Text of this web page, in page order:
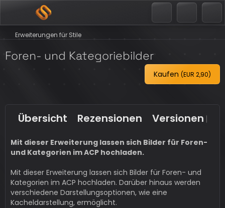
Erweiterungen für Stile
Foren- und Kategoriebilder
Kaufen (EUR 2,90)
Übersicht Rezensionen Versionen
Mit dieser Erweiterung lassen sich Bilder für Foren-
und Kategorien im ACP hochladen.
Mit dieser Erweiterung lassen sich Bilder für Foren- und
Kategorien im ACP hochladen. Darüber hinaus werden
verschiedene Darstellungsoptionen, wie eine
Kacheldarstellung, ermöglicht.